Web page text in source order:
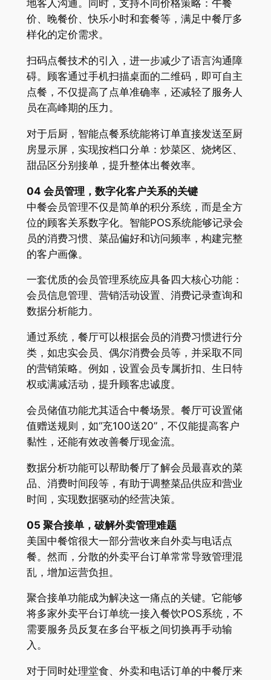
地客人沟通。同时，支持不同价格策略：午餐
价、晚餐价、快乐小时和套餐等，满足中餐厅多
样化的定价需求。
扫码点餐技术的引入，进一步减少了语言沟通障
碍。顾客通过手机扫描桌面的二维码，即可自主
点餐，不仅提高了点单准确率，还减轻了服务人
员在高峰期的压力。
对于后厨，智能点餐系统能将订单直接发送至厨
房显示屏，实现按档口分单：炒菜区、烧烤区、
甜品区分别接单，提升整体出餐效率。
04 会员管理，数字化客户关系的关键
中餐会员管理不仅是简单的积分系统，而是全方
位的顾客关系数字化。智能POS系统能够记录会
员的消费习惯、菜品偏好和访问频率，构建完整
的客户画像。
一套优质的会员管理系统应具备四大核心功能：
会员信息管理、营销活动设置、消费记录查询和
数据分析能力。
通过系统，餐厅可以根据会员的消费习惯进行分
类，如忠实会员、偶尔消费会员等，并采取不同
的营销策略。例如，设置会员专属折扣、生日特
权或满减活动，提升顾客忠诚度。
会员储值功能尤其适合中餐场景。餐厅可设置储
值赠送规则，如“充100送20”，不仅能提高客户
黏性，还能有效改善餐厅现金流。
数据分析功能可以帮助餐厅了解会员最喜欢的菜
品、消费时间段等，有助于调整菜品供应和营业
时间，实现数据驱动的经营决策。
05 聚合接单，破解外卖管理难题
美国中餐馆很大一部分营收来自外卖与电话点
餐。然而，分散的外卖平台订单常常导致管理混
乱，增加运营负担。
聚合接单功能成为解决这一痛点的关键。它能够
将多家外卖平台订单统一接入餐饮POS系统，不
需要服务员反复在多台平板之间切换再手动输
入。
对于同时处理堂食、外卖和电话订单的中餐厅来